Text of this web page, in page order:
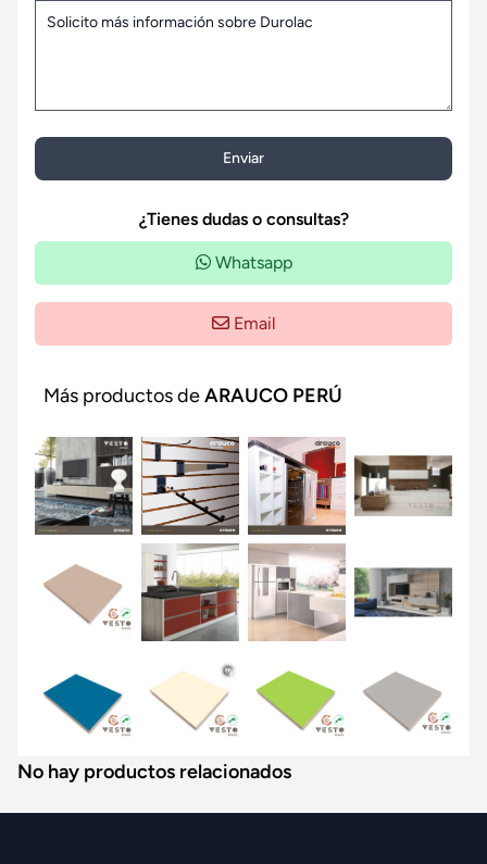
Enviar
¿Tienes dudas o consultas?
Whatsapp
Email
Más productos deARAUCO PERÚ
No hay productos relacionados